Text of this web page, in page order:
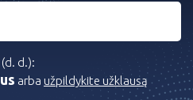
d.):
arba užpildykite užklausą